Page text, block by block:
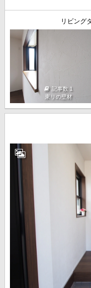
リビング
記事数 1
東リの壁材